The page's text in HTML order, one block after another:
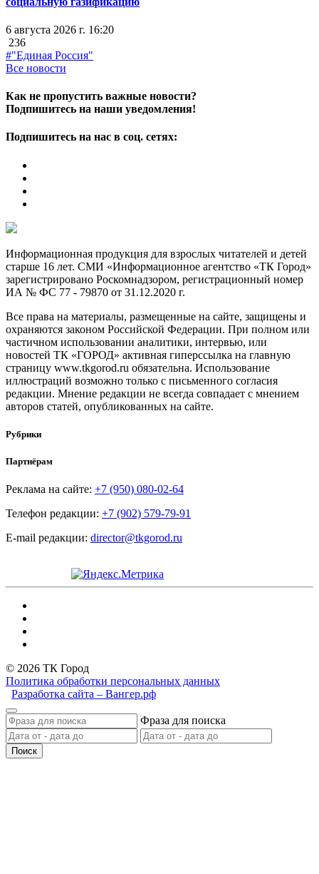
6 августа 2026 г. 16:20
236
#"Единая Россия"
Все новости
Как не пропустить важные новости?
Подпишитесь на наши уведомления!
Подпишитесь на нас в соц. сетях:
Информационная продукция для взрослых читателей и детей
старше 16 лет. СМИ «Информационное агентство «ТК Город»
зарегистрировано Роскомнадзором, регистрационный номер
ИА № ФС 77 - 79870 от 31.12.2020 г.
Все права на материалы, размещенные на сайте, защищены и
охраняются законом Российской Федерации. При полном или
частичном использовании аналитики, интервью, или
новостей ТК «ГОРОД» активная гиперссылка на главную
страницу www.tkgorod.ru обязательна. Использование
иллюстраций возможно только с письменного согласия
редакции. Мнение редакции не всегда совпадает с мнением
авторов статей, опубликованных на сайте.
Рубрики
Партнёрам
Реклама на сайте: +7 (950) 080-02-64
Телефон редакции: +7 (902) 579-79-91
E-mail редакции: director@tkgorod.ru
© 2026 ТК Город
Политика обработки персональных данных
Разработка сайта – Вангер.рф
Фраза для поиска
Поиск